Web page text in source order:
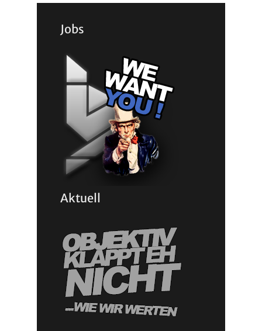
Jobs
Aktuell